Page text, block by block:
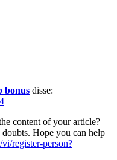
bonus disse:
content of your article?
Hope you can help
register-person?